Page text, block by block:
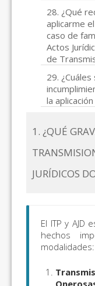
28. ¿Qué
aplicarme
caso de
Actos
de
29.
la
1. ¿QUÉ
JURÍDICOS
El ITP y
hechos
modalidades: